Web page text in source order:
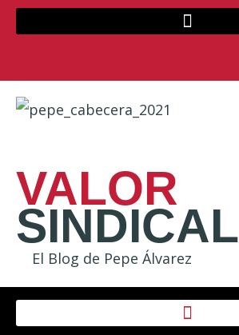
VALOR
SINDICAL
El Blog de Pepe Álvarez